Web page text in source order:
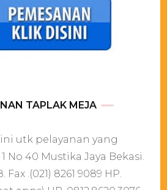
TAPLAK MEJA
utk pelayanan yang
No 40 Mustika Jaya Bekasi.
Fax .(021) 8261 9089 HP.